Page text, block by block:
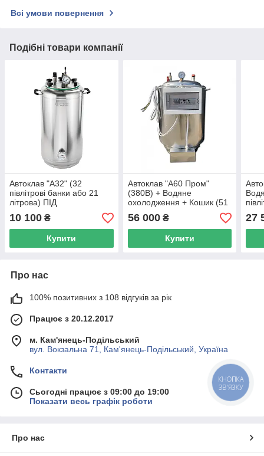
Всі умови повернення
Подібні товари компанії
Автоклав "А32" (32
півлітрові банки або 21
літрова) ПІД
10 100 ₴
Купити
Автоклав "А60 Пром"
(380В) + Водяне
охолодження + Кошик (51
літрових) ПІД
ЗАМОВЛЕННЯ
56 000₴
Купити
27
Про нас
100% позитивних з 108 відгуків за рік
Працює з 20.12.2017
м. Кам'янець-Подільський
вул. Вокзальна 71, Кам'янець-Подільський, Україна
Контакти
Сьогодні працює з 09:00 до 19:00
Показати весь графік роботи
Про нас
КНОПКА
ЗВ'ЯЗКУ